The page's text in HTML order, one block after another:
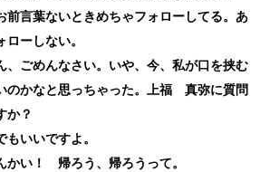
言葉ないときめちゃフォローしてる。あ
ーしない。
ごめんなさい。いや、今、私が口を挟む
のかなと思っちゃった。上福 真弥に質問
か？
いいですよ。
かい！ 帰ろう、帰ろうって。